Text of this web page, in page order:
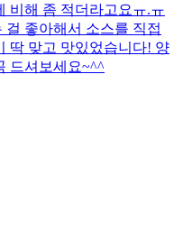
비해 좀 적더라고요ㅠ.ㅠ
좋아해서 소스를 직접
딱 맞고 맛있었습니다! 양
드셔보세요~^^